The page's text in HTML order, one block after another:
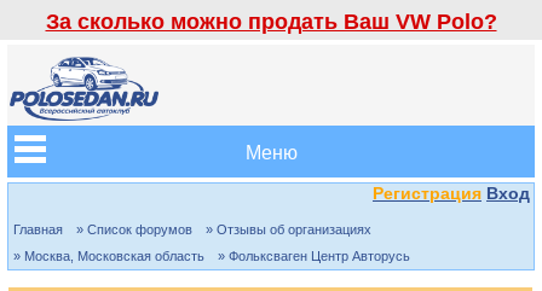
За сколько можно продать Ваш VW Polo?
Меню
Регистрация Вход
Главная » Список форумов
» Отзывы об организациях
» Москва, Московская область
» Фольксваген Центр Авторусь